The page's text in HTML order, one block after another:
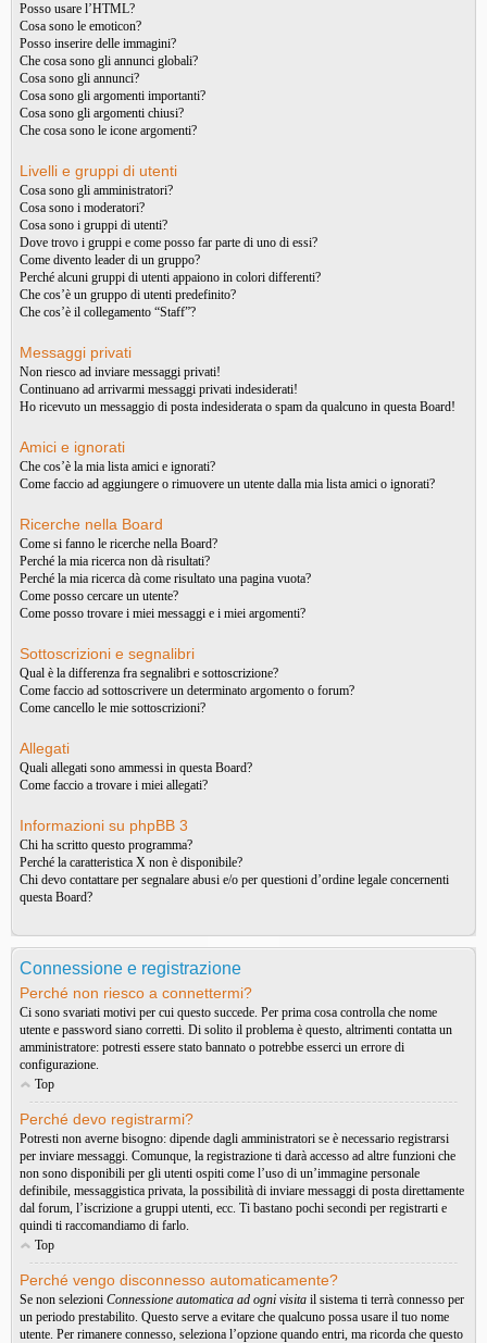
Posso usare l’HTML?
Cosa sono le emoticon?
Posso inserire delle immagini?
Che cosa sono gli annunci globali?
Cosa sono gli annunci?
Cosa sono gli argomenti importanti?
Cosa sono gli argomenti chiusi?
Che cosa sono le icone argomenti?
Livelli e gruppi di utenti
Cosa sono gli amministratori?
Cosa sono i moderatori?
Cosa sono i gruppi di utenti?
Dove trovo i gruppi e come posso far parte di uno di essi?
Come divento leader di un gruppo?
Perché alcuni gruppi di utenti appaiono in colori differenti?
Che cos’è un gruppo di utenti predefinito?
Che cos’è il collegamento “Staff”?
Messaggi privati
Non riesco ad inviare messaggi privati!
Continuano ad arrivarmi messaggi privati indesiderati!
Ho ricevuto un messaggio di posta indesiderata o spam da qualcuno in questa Board!
Amici e ignorati
Che cos’è la mia lista amici e ignorati?
Come faccio ad aggiungere o rimuovere un utente dalla mia lista amici o ignorati?
Ricerche nella Board
Come si fanno le ricerche nella Board?
Perché la mia ricerca non dà risultati?
Perché la mia ricerca dà come risultato una pagina vuota?
Come posso cercare un utente?
Come posso trovare i miei messaggi e i miei argomenti?
Sottoscrizioni e segnalibri
Qual è la differenza fra segnalibri e sottoscrizione?
Come faccio ad sottoscrivere un determinato argomento o forum?
Come cancello le mie sottoscrizioni?
Allegati
Quali allegati sono ammessi in questa Board?
Come faccio a trovare i miei allegati?
Informazioni su phpBB 3
Chi ha scritto questo programma?
Perché la caratteristica X non è disponibile?
Chi devo contattare per segnalare abusi e/o per questioni d’ordine legale concernenti
questa Board?
Connessione e registrazione
Perché non riesco a connettermi?
Ci sono svariati motivi per cui questo succede. Per prima cosa controlla che nome
utente e password siano corretti. Di solito il problema è questo, altrimenti contatta un
amministratore: potresti essere stato bannato o potrebbe esserci un errore di
configurazione.
Top
Perché devo registrarmi?
Potresti non averne bisogno: dipende dagli amministratori se è necessario registrarsi
per inviare messaggi. Comunque, la registrazione ti darà accesso ad altre funzioni che
non sono disponibili per gli utenti ospiti come l’uso di un’immagine personale
definibile, messaggistica privata, la possibilità di inviare messaggi di posta direttamente
dal forum, l’iscrizione a gruppi utenti, ecc. Ti bastano pochi secondi per registrarti e
quindi ti raccomandiamo di farlo.
Top
Perché vengo disconnesso automaticamente?
Se non selezioni Connessione automatica ad ogni visita il sistema ti terrà connesso per
un periodo prestabilito. Questo serve a evitare che qualcuno possa usare il tuo nome
utente. Per rimanere connesso, seleziona l’opzione quando entri, ma ricorda che questo